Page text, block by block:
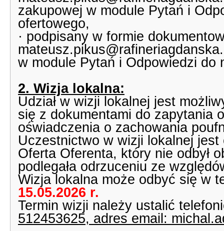
zakupowej w module Pytań i
ofertowego,
· podpisany w formie
w module Pytań i Odpowiedzi do
2. Wizja lokalna:
Udział w wizji lokalnej jest
się z dokumentami do zapytania
oświadczenia o zachowania
Uczestnictwo w wizji lokalnej
Oferta Oferenta, który nie odbył
podlegała odrzuceniu ze
Wizja lokalna może odbyć się w
15.05.2026 r.
Termin wizji należy ustalić
512453625, adres email: